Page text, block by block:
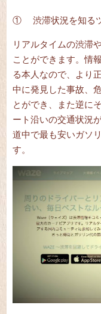
① 渋滞状況を知る
リアルタイムの渋滞
ことができます。情
る本人なので、より
中に発見した事故、
とができ、また逆に
ート沿いの交通状況
道中で最も安いガソ
す。